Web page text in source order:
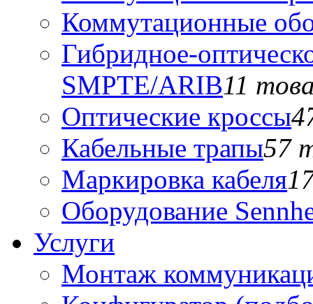
Коммутационные
Гибридное-
SMPTE/ARIB11
Оптические кроссы
Кабельные трапы57
Маркировка кабеля
Оборудование
Услуги
Монтаж